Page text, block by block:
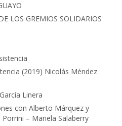
LOS GREMIOS SOLIDARIOS
(2019) Nicolás Méndez
Linera
con Alberto Márquez y
– Mariela Salaberry